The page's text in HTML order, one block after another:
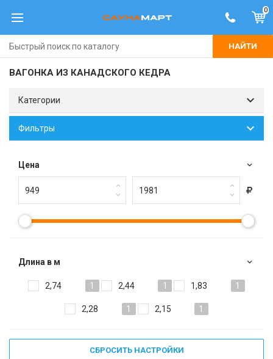
0
НАЙТИ
ВАГОНКА ИЗ КАНАДСКОГО КЕДРА
Категории
Фильтры
Цена
Длина в м
2,74 1 2,44 1 1,83 1
2,28 1 2,15 1
СБРОСИТЬ НАСТРОЙКИ